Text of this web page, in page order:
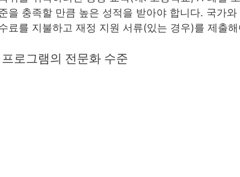
을 충족할 만큼 높은 성적을 받아야 합니다. 국가
료를 지불하고 재정 지원 서류(있는 경우)를 제출
로그램의 전문화 수준